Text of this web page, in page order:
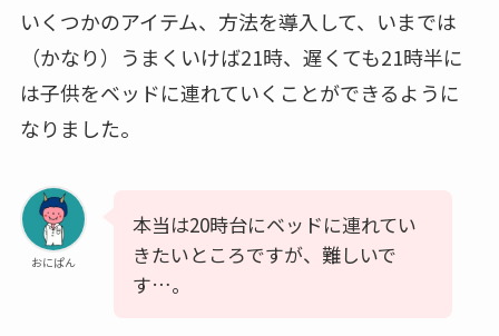
いくつかのアイテム、方法を導入して、いまでは
（かなり）うまくいけば21時、遅くても21時半に
は子供をベッドに連れていくことができるように
なりました。
おにぱん
本当は20時台にベッドに連れてい
きたいところですが、難しいで
す…。